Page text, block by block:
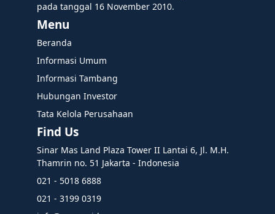
pada tanggal 16 November 2010.
Menu
Beranda
Informasi Umum
Informasi Tambang
Hubungan Investor
Tata Kelola Perusahaan
Find Us
Sinar Mas Land Plaza Tower II Lantai 6, Jl. M.H.
Thamrin no. 51 Jakarta - Indonesia
021 - 5018 6888
021 - 3199 0319